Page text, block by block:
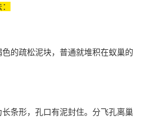
的疏松泥块，普通就堆积在蚁巢的
条形，孔口有泥封住。 分飞孔离巢